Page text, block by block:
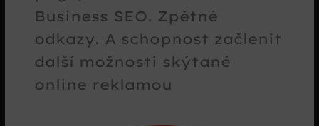
Business SEO. Zpětné
odkazy. A schopnost začlenit
další možnosti skýtané
online reklamou